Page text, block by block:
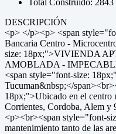
Total Construido: 2843
DESCRIPCIÓN
<p> </p><p> <span
Bancaria Centro -
size: 18px;">VIVIENDA
AMOBLADA -
<span style="font-size:
Tucuman&nbsp;</
18px;">Ubicado en el centro
Corrientes, Cordoba, Alem y
<p><br><span style="font-
mantenimiento tanto de las